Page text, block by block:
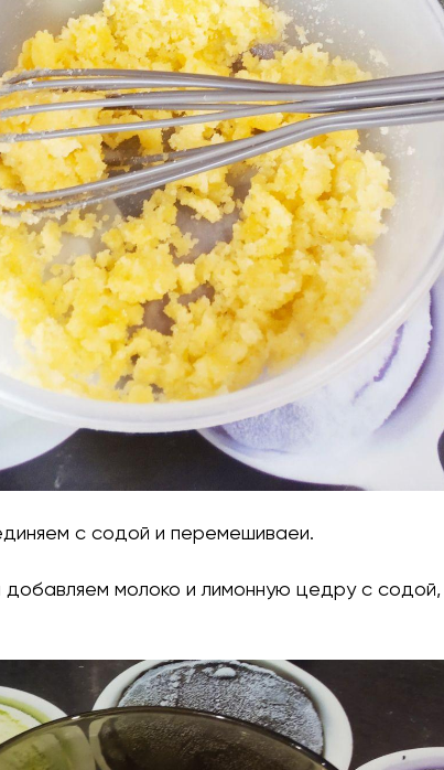
с содой и перемешиваеи.
молоко и лимонную цедру с